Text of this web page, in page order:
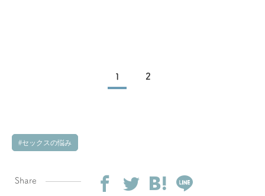
1 2
セックスの悩み
Share